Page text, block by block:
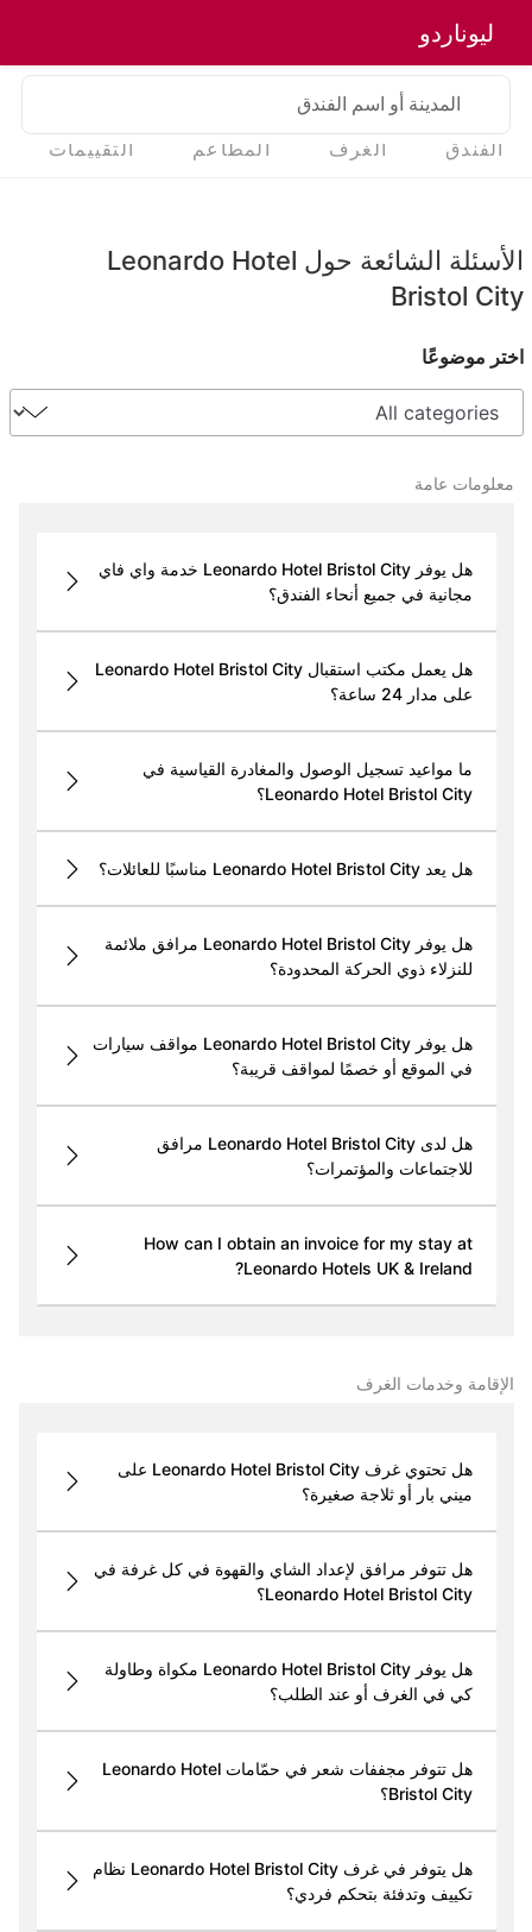
ليوناردو
المدينة أو اسم الفندق
الفندق الغرف المطاعم التقييمات
الأسئلة الشائعة حول Leonardo Hotel
Bristol City
اختر موضوعًا
معلومات عامة
هل يوفر Leonardo Hotel Bristol City خدمة واي فاي
مجانية في جميع أنحاء الفندق؟
هل يعمل مكتب استقبال Leonardo Hotel Bristol City
على مدار 24 ساعة؟
ما مواعيد تسجيل الوصول والمغادرة القياسية في
Leonardo Hotel Bristol City؟
هل يعد Leonardo Hotel Bristol City مناسبًا للعائلات؟
هل يوفر Leonardo Hotel Bristol City مرافق ملائمة
للنزلاء ذوي الحركة المحدودة؟
هل يوفر Leonardo Hotel Bristol City مواقف سيارات
في الموقع أو خصمًا لمواقف قريبة؟
هل لدى Leonardo Hotel Bristol City مرافق
للاجتماعات والمؤتمرات؟
How can I obtain an invoice for my stay at
Leonardo Hotels UK & Ireland?
الإقامة وخدمات الغرف
هل تحتوي غرف Leonardo Hotel Bristol City على
ميني بار أو ثلاجة صغيرة؟
هل تتوفر مرافق لإعداد الشاي والقهوة في كل غرفة في
Leonardo Hotel Bristol City؟
هل يوفر Leonardo Hotel Bristol City مكواة وطاولة
كي في الغرف أو عند الطلب؟
هل تتوفر مجففات شعر في حمّامات Leonardo Hotel
Bristol City؟
هل يتوفر في غرف Leonardo Hotel Bristol City نظام
تكييف وتدفئة بتحكم فردي؟